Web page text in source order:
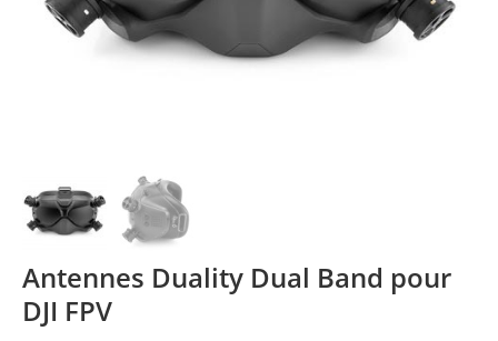
Antennes Duality Dual Band pour
DJI FPV